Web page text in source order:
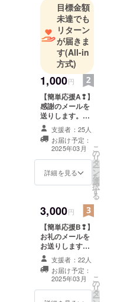
目標金額
未達でも
リターン
が届きま
す(All-in
方式)
1,000円
【簡単応援A❢】
感謝のメールを
送りします。
メールアドレス
を、お間違いな
いよう入力お願
いします。 ※こ
のリターン内容
は【簡単応援
B❢】【簡単応援
C❢】【簡単応援
D❢】【簡単応援
E❢】【簡単応援
F❢】と同じにな
ります。
支援者：25人
お届け予定：
2025年03月
詳細を見る
こ
の
リ
タ
ー
ン
を
選
択
す
る
3,000円
【簡単応援B❢】
お礼のメールを
お送りします。
メールアドレス
を、お間違いな
いよう入力お願
いします。 ※こ
のリターン内容
支援者：22人
お届け予定：
2025年03月
こ
の
リ
タ
ー